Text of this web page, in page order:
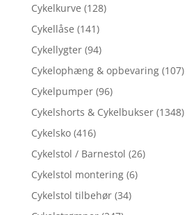
Cykelkurve (128)
Cykellåse (141)
Cykellygter (94)
Cykelophæng & opbevaring (107)
Cykelpumper (96)
Cykelshorts & Cykelbukser (1348)
Cykelsko (416)
Cykelstol / Barnestol (26)
Cykelstol montering (6)
Cykelstol tilbehør (34)